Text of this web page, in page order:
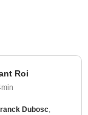
Roi
Dubosc